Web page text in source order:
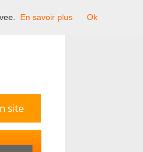
site
En savoir plus Ok